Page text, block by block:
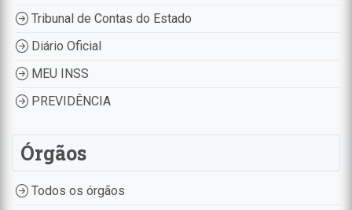
Tribunal de Contas do Estado
Diário Oficial
MEU INSS
PREVIDÊNCIA
Órgãos
Todos os órgãos